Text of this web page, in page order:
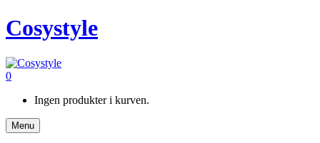
Cosystyle
0
Ingen produkter i kurven.
Menu